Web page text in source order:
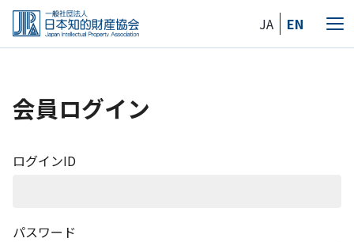
Skip
the
JA EN
メ
会員ログイン
ログインID
パスワード